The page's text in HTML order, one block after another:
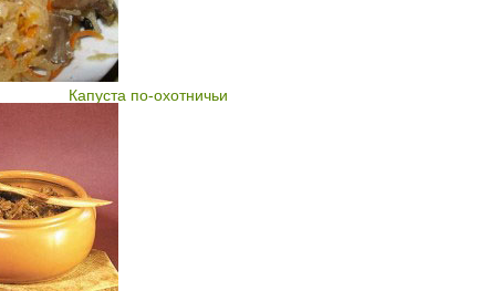
Капуста по-охотничьи